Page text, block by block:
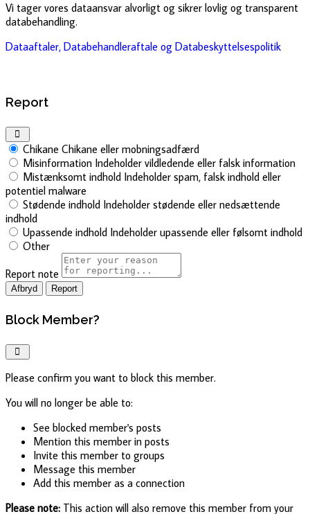
Vi tager vores dataansvar alvorligt og sikrer lovlig og transparent
databehandling.
Dataaftaler, Databehandleraftale og Databeskyttelsespolitik
Report
Chikane Chikane eller mobningsadfærd
Misinformation Indeholder vildledende eller falsk information
Mistænksomt indhold Indeholder spam, falsk indhold eller
potentiel malware
Stødende indhold Indeholder stødende eller nedsættende
indhold
Upassende indhold Indeholder upassende eller følsomt indhold
Other
Report note
Report
Block Member?
Please confirm you want to block this member.
You will no longer be able to:
See blocked member's posts
Mention this member in posts
Invite this member to groups
Message this member
Add this member as a connection
Please note: This action will also remove this member from your